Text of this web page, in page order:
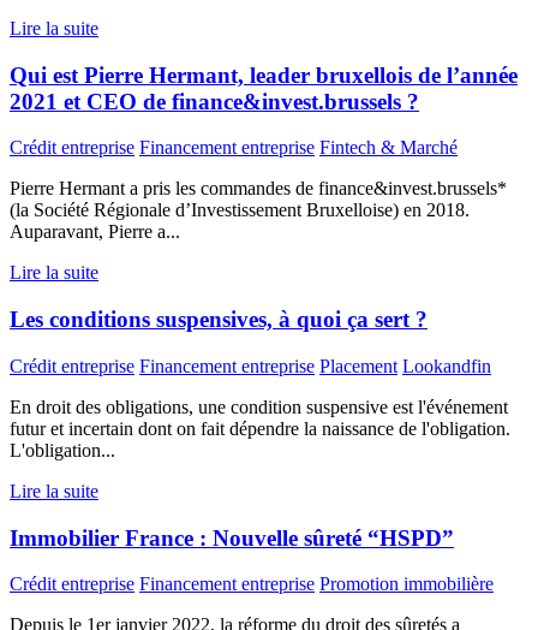
Lire la suite
Qui est Pierre Hermant, leader bruxellois de l’année
2021 et CEO de finance&invest.brussels ?
Crédit entreprise Financement entreprise Fintech & Marché
Pierre Hermant a pris les commandes de finance&invest.brussels*
(la Société Régionale d’Investissement Bruxelloise) en 2018.
Auparavant, Pierre a...
Lire la suite
Les conditions suspensives, à quoi ça sert ?
Crédit entreprise Financement entreprise Placement Lookandfin
En droit des obligations, une condition suspensive est l'événement
futur et incertain dont on fait dépendre la naissance de l'obligation.
L'obligation...
Lire la suite
Immobilier France : Nouvelle sûreté “HSPD”
Crédit entreprise Financement entreprise Promotion immobilière
Depuis le 1er janvier 2022, la réforme du droit des sûretés a